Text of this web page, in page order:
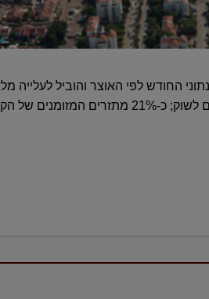
2018; המבצע הוביל גם לחזרה מסוימת של